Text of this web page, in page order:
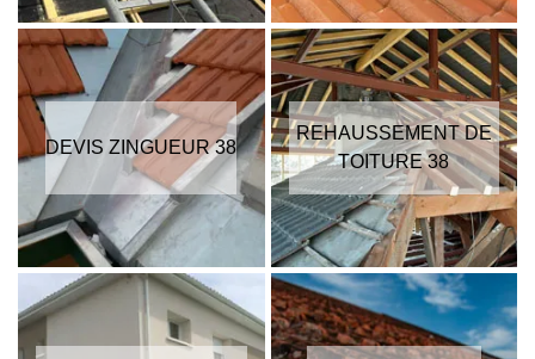
DEVIS ZINGUEUR 38
REHAUSSEMENT DE
TOITURE 38